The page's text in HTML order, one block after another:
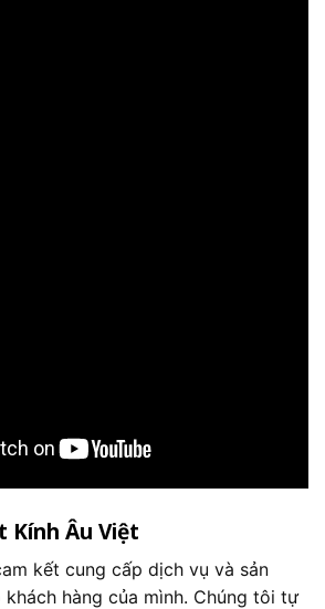
Kính Âu Việt
kết cung cấp dịch vụ và sản
hàng của mình. Chúng tôi tự